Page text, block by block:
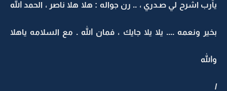
يآرب اشرح لي صـدري ، .. رن جواله : هلا هلا ناصر ، الحمد الله
بخير ونعمه .... يلا يلا جايك ، فمان الله . مع السلامه ياهلا
والله
/